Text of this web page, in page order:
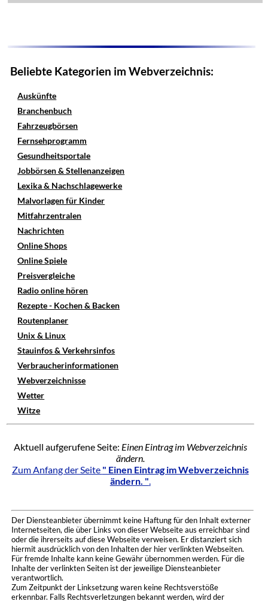
Beliebte Kategorien im Webverzeichnis:
Auskünfte
Branchenbuch
Fahrzeugbörsen
Fernsehprogramm
Gesundheitsportale
Jobbörsen & Stellenanzeigen
Lexika & Nachschlagewerke
Malvorlagen für Kinder
Mitfahrzentralen
Nachrichten
Online Shops
Online Spiele
Preisvergleiche
Radio online hören
Rezepte - Kochen & Backen
Routenplaner
Unix & Linux
Stauinfos & Verkehrsinfos
Verbraucherinformationen
Webverzeichnisse
Wetter
Witze
Aktuell aufgerufene Seite: Einen Eintrag im Webverzeichnis
ändern.
Zum Anfang der Seite " Einen Eintrag im Webverzeichnis
ändern. ".
Der Diensteanbieter übernimmt keine Haftung für den Inhalt externer
Internetseiten, die über Links von dieser Webseite aus erreichbar sind
oder die ihrerseits auf diese Webseite verweisen. Er distanziert sich
hiermit ausdrücklich von den Inhalten der hier verlinkten Webseiten.
Für fremde Inhalte kann keine Gewähr übernommen werden. Für die
Inhalte der verlinkten Seiten ist der jeweilige Diensteanbieter
verantwortlich.
Zum Zeitpunkt der Linksetzung waren keine Rechtsverstöße
erkennbar. Falls Rechtsverletzungen bekannt werden, wird der